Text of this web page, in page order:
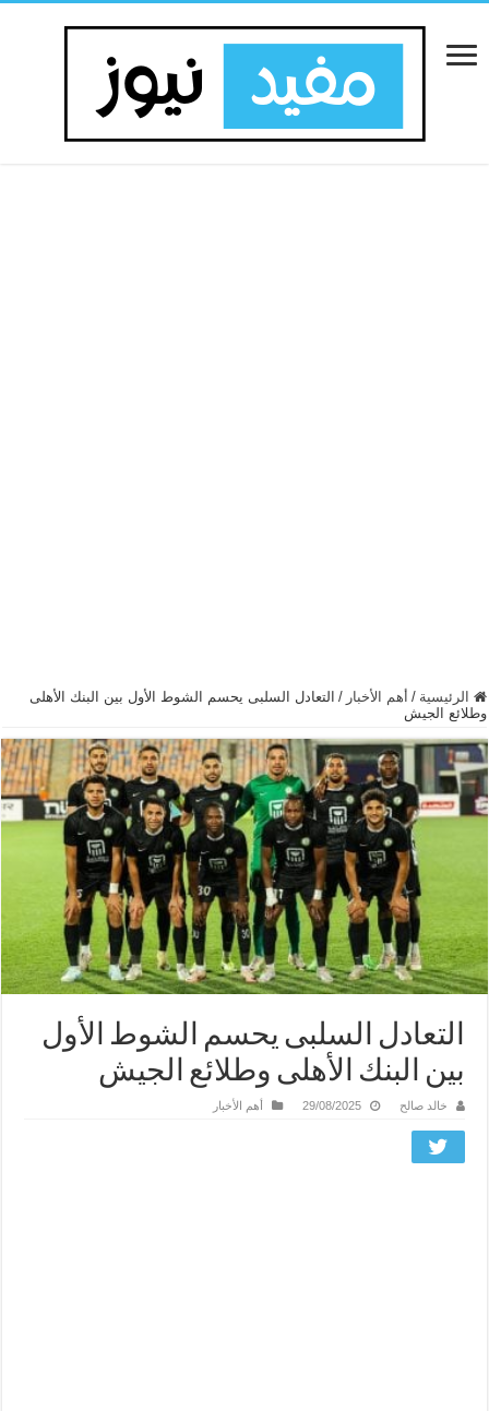
الرئيسية / أهم الأخبار / التعادل السلبى يحسم الشوط الأول بين البنك الأهلى
وطلائع الجيش
التعادل السلبى يحسم الشوط الأول
بين البنك الأهلى وطلائع الجيش
خالد صالح 29/08/2025 أهم الأخبار